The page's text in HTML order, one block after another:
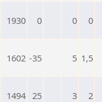
1930 0 0 0
1602 -35 5 1,5
1494 25 3 2